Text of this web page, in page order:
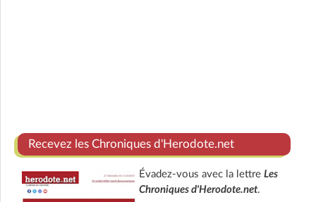
Recevez les Chroniques d'Herodote.net
Évadez-vous avec la lettre Les
Chroniques d'Herodote.net.